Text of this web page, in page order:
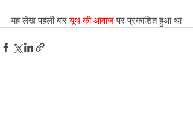
यह लेख पहली बार यूथ की आवाज़ पर प्रकाशित हुआ था